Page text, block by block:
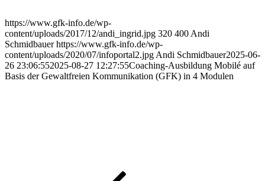
https://www.gfk-info.de/wp-
content/uploads/2017/12/andi_ingrid.jpg 320 400 Andi
Schmidbauer https://www.gfk-info.de/wp-
content/uploads/2020/07/infoportal2.jpg Andi Schmidbauer2025-06-
26 23:06:552025-08-27 12:27:55Coaching-Ausbildung Mobilé auf
Basis der Gewaltfreien Kommunikation (GFK) in 4 Modulen